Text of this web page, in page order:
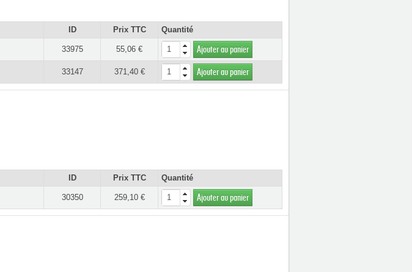
ID Prix TTC Quantité
33975 55,06 € Ajouter au panier
33147 371,40 € Ajouter au panier
ID Prix TTC Quantité
30350 259,10 € Ajouter au panier